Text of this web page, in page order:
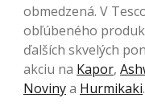
obmedzená. V
obľúbeného
ďalších skvelých
akciu na Kapor,
Novinya Hurmikaki.